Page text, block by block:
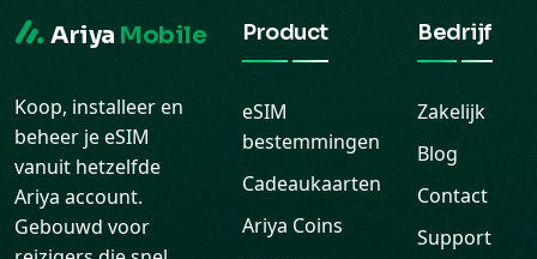
Ariya Mobile
Koop, installeer en
beheer je eSIM
vanuit hetzelfde
Ariya account.
Gebouwd voor
Product
eSIM
bestemmingen
Cadeaukaarten
Ariya Coins
Bedrijf
Zakelijk
Blog
Contact
Support